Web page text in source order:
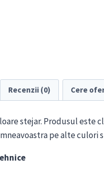
Recenzii (0) Cere
stejar. Produsul este
pe alte culori